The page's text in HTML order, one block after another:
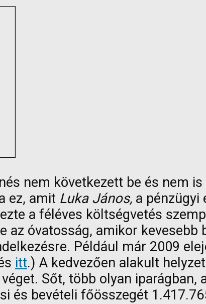
nem következett be és nem
ez, amit Luka János, a pénzügyi
a féléves költségvetés
az óvatosság, amikor
Például már 2009
itt.) A kedvezően alakult
Sőt, több olyan
és bevételi főösszegét